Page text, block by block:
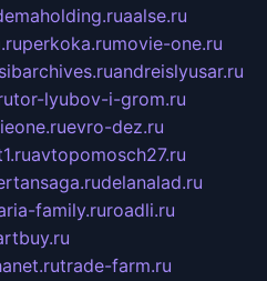
aalse.ru
perkoka.rumovie-one.ru
sibarchives.ruandreislyusar.ru
tor-lyubov-i-grom.ru
evro-dez.ru
avtopomosch27.ru
delanalad.ru
family.ruroadli.ru
trade-farm.ru